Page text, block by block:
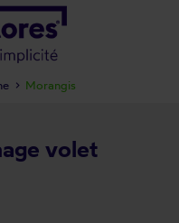
volet
Morangis